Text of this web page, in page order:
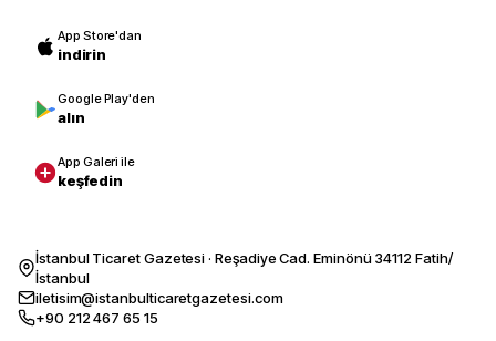
App Store'dan
indirin
Google Play'den
alın
App Galeri ile
keşfedin
İstanbul Ticaret Gazetesi · Reşadiye Cad. Eminönü 34112 Fatih/
İstanbul
iletisim@istanbulticaretgazetesi.com
+90 212 467 65 15